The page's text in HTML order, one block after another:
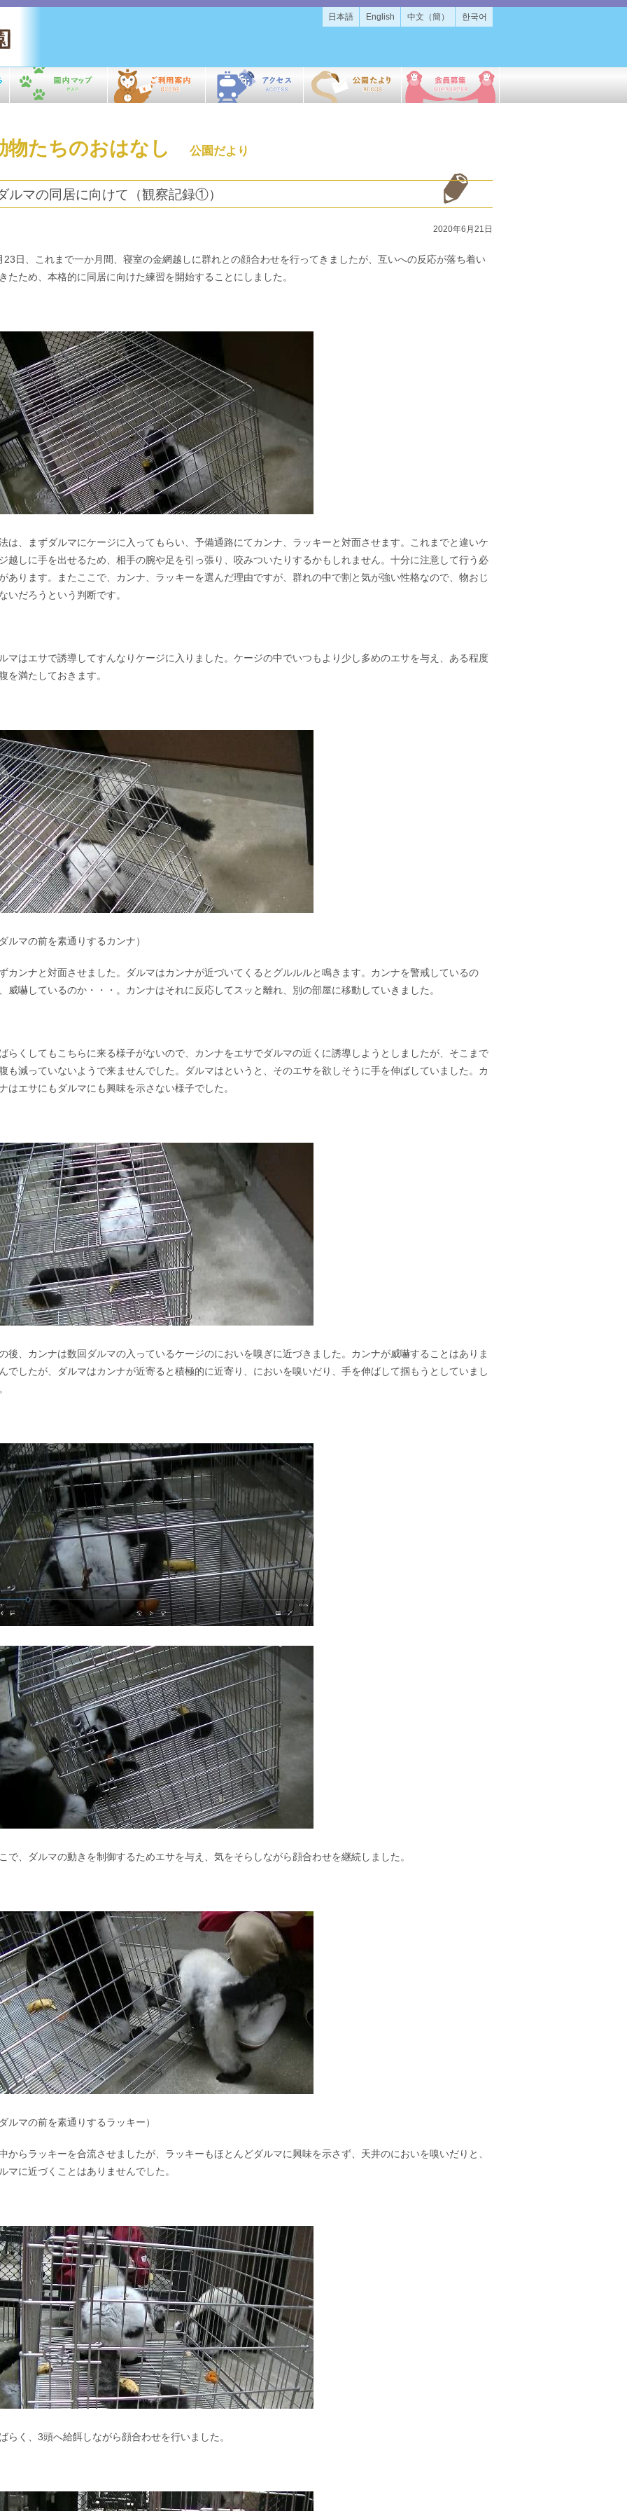
日本語 English 中文（簡） 한국어
物たちのおはなし 公園だより
ルマの同居に向けて（観察記録①）
2020年6月21日
23日、これまで一か月間、寝室の金網越しに群れとの顔合わせを行ってきましたが、互いへの反応が落ち着い
たため、本格的に同居に向けた練習を開始することにしました。
は、まずダルマにケージに入ってもらい、予備通路にてカンナ、ラッキーと対面させます。これまでと違いケ
越しに手を出せるため、相手の腕や足を引っ張り、咬みついたりするかもしれません。十分に注意して行う必
あります。またここで、カンナ、ラッキーを選んだ理由ですが、群れの中で割と気が強い性格なので、物おじ
いだろうという判断です。
マはエサで誘導してすんなりケージに入りました。ケージの中でいつもより少し多めのエサを与え、ある程度
を満たしておきます。
ルマの前を素通りするカンナ）
カンナと対面させました。ダルマはカンナが近づいてくるとグルルルと鳴きます。カンナを警戒しているの
威嚇しているのか・・・。カンナはそれに反応してスッと離れ、別の部屋に移動していきました。
らくしてもこちらに来る様子がないので、カンナをエサでダルマの近くに誘導しようとしましたが、そこまで
も減っていないようで来ませんでした。ダルマはというと、そのエサを欲しそうに手を伸ばしていました。カ
はエサにもダルマにも興味を示さない様子でした。
後、カンナは数回ダルマの入っているケージのにおいを嗅ぎに近づきました。カンナが威嚇することはありま
でしたが、ダルマはカンナが近寄ると積極的に近寄り、においを嗅いだり、手を伸ばして掴もうとしていまし
で、ダルマの動きを制御するためエサを与え、気をそらしながら顔合わせを継続しました。
ルマの前を素通りするラッキー）
からラッキーを合流させましたが、ラッキーもほとんどダルマに興味を示さず、天井のにおいを嗅いだりと、
マに近づくことはありませんでした。
らく、3頭へ給餌しながら顔合わせを行いました。